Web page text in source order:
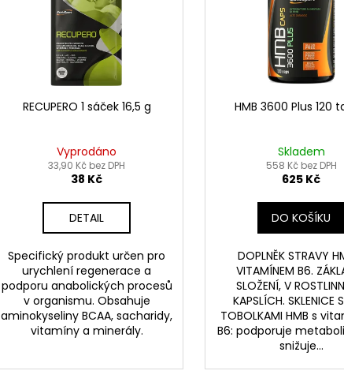
RECUPERO 1 sáček 16,5 g
Vyprodáno
33,90 Kč bez DPH
38 Kč
DETAIL
Specifický produkt určen pro
urychlení regenerace a
podporu anabolických procesů
v organismu. Obsahuje
aminokyseliny BCAA, sacharidy,
vitamíny a minerály.
HMB 3600 Plus 120
Skladem
558 Kč bez DPH
625 Kč
DO KOŠÍKU
DOPLNĚK STRAVY
VITAMÍNEM B6.
SLOŽENÍ, V
KAPSLÍCH. SKLENICE
TOBOLKAMI HMB s
B6: podporuje
snižuje...